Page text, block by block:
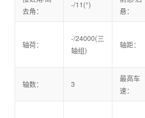
去角：
-/11(°)
悬：
轴荷：
-/24000(三
轴组)
轴距：
轴数： 3
最高车
速：